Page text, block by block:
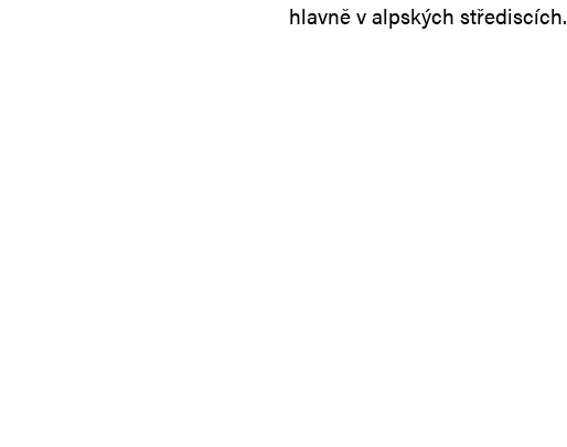
hlavně v alpských střediscích.